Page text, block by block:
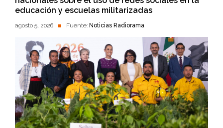
educación y escuelas militarizadas
agosto 5, 2026 Fuente: Noticias Radiorama